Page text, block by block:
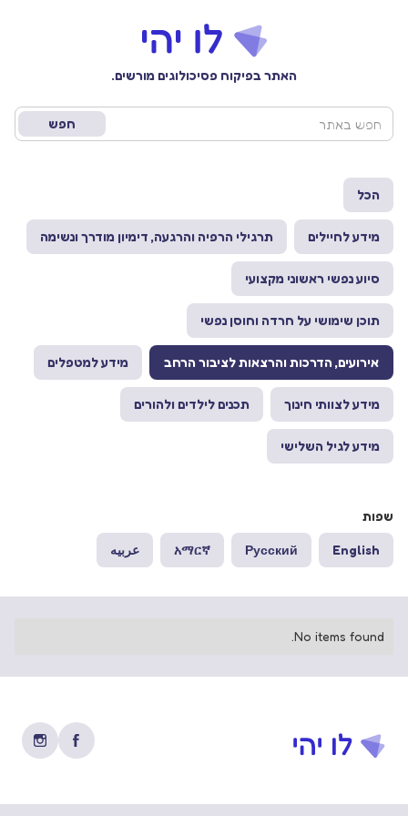
האתר בפיקוח פסיכולוגים מורשים.
הכל
מידע לחיילים תרגילי הרפיה והרגעה, דימיון מודרך ונשימה
סיוע נפשי ראשוני מקצועי
תוכן שימושי על חרדה וחוסן נפשי
אירועים, הדרכות והרצאות לציבור הרחב מידע למטפלים
מידע לצוותי חינוך תכנים לילדים ולהורים
מידע לגיל השלישי
שפות
English
Русский
አማርኛ عربيه
No items found.